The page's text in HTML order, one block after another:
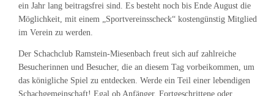
ein Jahr lang beitragsfrei sind. Es besteht noch bis Ende August die
Möglichkeit, mit einem „Sportvereinsscheck“ kostengünstig Mitglied
im Verein zu werden.
Der Schachclub Ramstein-Miesenbach freut sich auf zahlreiche
Besucherinnen und Besucher, die an diesem Tag vorbeikommen, um
das königliche Spiel zu entdecken. Werde ein Teil einer lebendigen
Schachgemeinschaft! Egal ob Anfänger, Fortgeschrittene oder